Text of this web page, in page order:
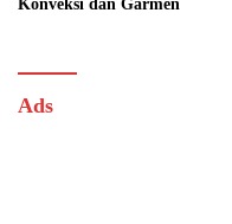
Konveksi dan Garmen
Ads